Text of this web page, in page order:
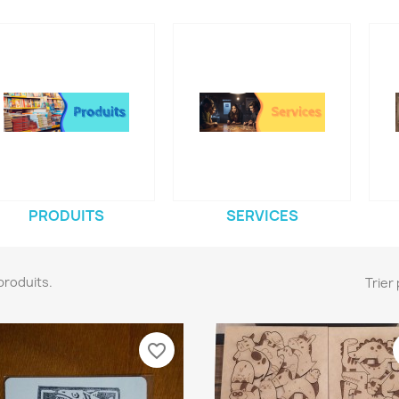
PRODUITS SERVICES
Trier
favorite_border